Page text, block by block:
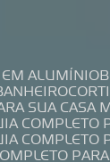
EM ALUMÍNIO
SUA CASA
COMPLETO
COMPLETO